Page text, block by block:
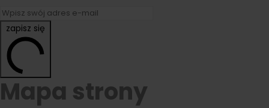
zapisz się
Mapa strony